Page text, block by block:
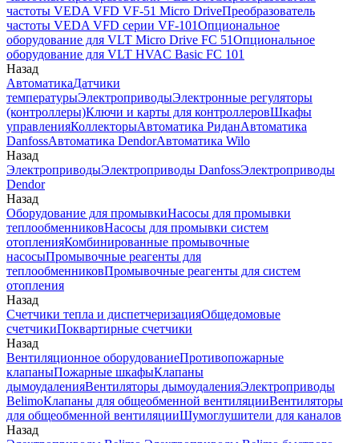
частоты VEDA VFD VF-51 Micro DriveПреобразователь
частоты VEDA VFD серии VF-101Опциональное
оборудование для VLT Micro Drive FC 51Опциональное
оборудование для VLT HVAC Basic FC 101
Назад
АвтоматикаДатчики
температурыЭлектроприводыЭлектронные регуляторы
(контроллеры)Ключи и карты для контроллеровШкафы
управленияКоллекторыАвтоматика РиданАвтоматика
DanfossАвтоматика DendorАвтоматика Wilo
Назад
ЭлектроприводыЭлектроприводы DanfossЭлектроприводы
Dendor
Назад
Оборудование для промывкиНасосы для промывки
теплообменниковНасосы для промывки систем
отопленияКомбинированные промывочные
насосыПромывочные реагенты для
теплообменниковПромывочные реагенты для систем
отопления
Назад
Счетчики тепла и диспетчеризацияОбщедомовые
счетчикиПоквартирные счетчики
Назад
Вентиляционное оборудованиеПротивопожарные
клапаныПожарные шкафыКлапаны
дымоудаленияВентиляторы дымоудаленияЭлектроприводы
BelimoКлапаны для общеобменной вентиляцииВентиляторы
для общеобменной вентиляцииШумоглушители для каналов
Назад